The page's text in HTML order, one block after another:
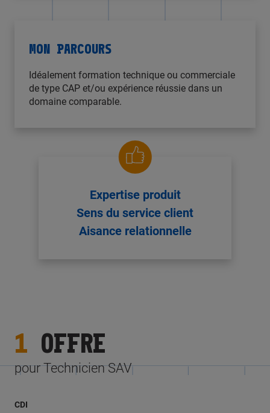
MON PARCOURS
Idéalement formation technique ou commerciale
de type CAP et/ou expérience réussie dans un
domaine comparable.
Expertise produit
Sens du service client
Aisance relationnelle
1 OFFRE
pour Technicien SAV
CDI